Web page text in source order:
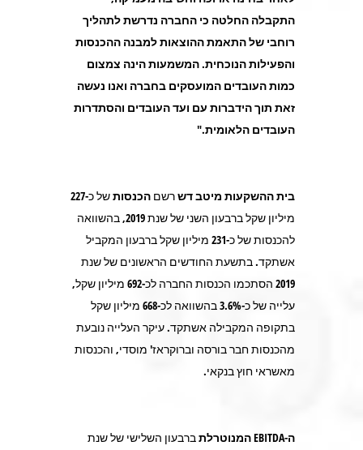
התקבלה החלטה כי החברה נדרשת לתהליך
רוחבי של התאמת ההוצאות למבנה ההכנסות
והפעילות הנוכחית. המשמעות הינה צמצום
כמות העובדים המועסקים בחברה ואנו נעשה
זאת תוך הידברות עם ועד העובדים והסתדרות
העובדים הלאומית."
בית ההשקעות מיטב דשרשם הכנסות
של כ-227
מיליון שקל ברבעון השני של שנת 2019, בהשוואה
להכנסות של כ-231 מיליון שקל ברבעון המקביל
אשתקד. בתשעת החודשים הראשונים של שנת
2019 הסתכמו הכנסות החברה לכ-692 מיליון שקל,
עלייה של כ-3.6% בהשוואה לכ-668 מיליון שקל
בתקופה המקבילה אשתקד. עיקר העלייה נובעת
מהכנסות חבר בורסה וברוקראז' מוסדי, והכנסות
מאשראי חוץ בנקאי.
ה-EBITDAהמנוטרלתברבעון השלישי של שנת